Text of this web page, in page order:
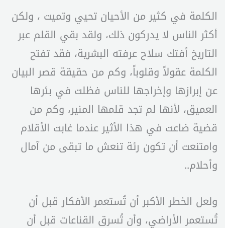
الكلمة في كثير من الأحيان تحيي وتميت ، ولكن
أكثر الناس لا يدركون ذلك، ولقد بقي القلم عبر
التاريخ أفتك سلاح عرفته البشرية، فقد تفتح
الكلمة عقولاً وقلوباً، وكم من حقيقة قصر البيان
عن إبرازها وإخراجها للناس فظلت في بئرها
العميق، لأنها لم تجد قلمها المنير، وكم من
قضية ضاعت في هذا الأثير عندما غابت الأقلام
وامتنعت أن تكون رئة تنعش ما تبقى من آمال
وأحلام..
ولعل الخطر الأكبر أن تُستعمر الأفكار قبل أن
تُستعمر الأراضي، وأن تُسرق القناعات قبل أن